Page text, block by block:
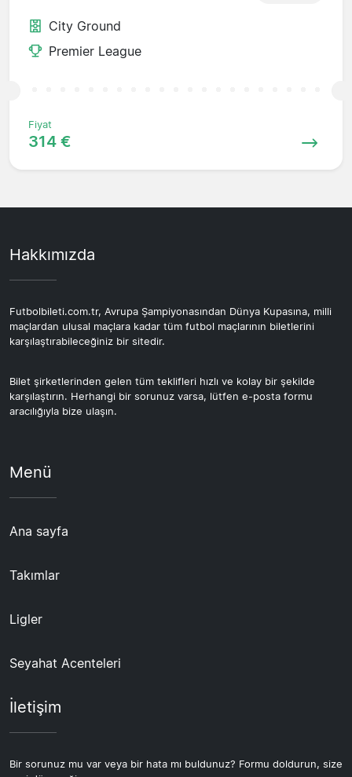
City Ground
Premier League
Fiyat
314 €
Hakkımızda
Futbolbileti.com.tr, Avrupa Şampiyonasından Dünya Kupasına, milli
maçlardan ulusal maçlara kadar tüm futbol maçlarının biletlerini
karşılaştırabileceğiniz bir sitedir.
Bilet şirketlerinden gelen tüm teklifleri hızlı ve kolay bir şekilde
karşılaştırın. Herhangi bir sorunuz varsa, lütfen e-posta formu
aracılığıyla bize ulaşın.
Menü
Ana sayfa
Takımlar
Ligler
Seyahat Acenteleri
İletişim
Bir sorunuz mu var veya bir hata mı buldunuz? Formu doldurun, size